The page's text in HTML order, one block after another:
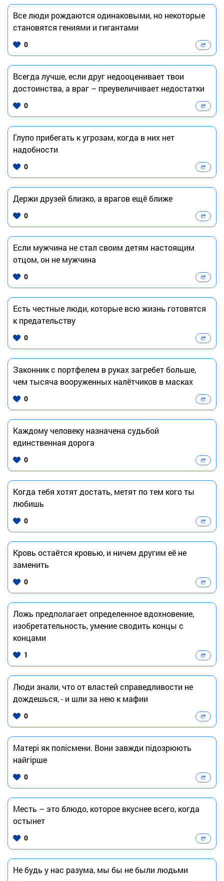
Все люди рождаются одинаковыми, но некоторые
становятся гениями и гигантами
0
Всегда лучше, если друг недооценивает твои
достоинства, а враг – преувеличивает недостатки
0
Глупо прибегать к угрозам, когда в них нет
надобности
0
Держи друзей близко, а врагов ещё ближе
0
Если мужчина не стал своим детям настоящим
отцом, он не мужчина
0
Есть честные люди, которые всю жизнь готовятся
к предательству
0
Законник с портфелем в руках загребет больше,
чем тысяча вооруженных налётчиков в масках
0
Каждому человеку назначена судьбой
единственная дорога
0
Когда тебя хотят достать, метят по тем кого ты
любишь
0
Кровь остаётся кровью, и ничем другим её не
заменить
0
Ложь предполагает определенное вдохновение,
изобретательность, умение сводить концы с
концами
1
Люди знали, что от властей справедливости не
дождешься, - и шли за нею к мафии
0
Матері як полісмени. Вони завжди підозрюють
найгірше
0
Месть – это блюдо, которое вкуснее всего, когда
остынет
0
Не будь у нас разума, мы бы не были людьми